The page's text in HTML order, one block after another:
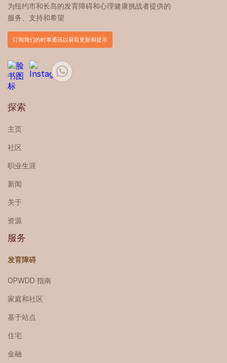
为纽约市和长岛的发育障碍和心理健康挑战者提供的
服务、支持和希望
订阅我们的时事通讯以获取更新和提示
探索
主页
社区
职业生涯
新闻
关于
资源
服务
发育障碍
OPWDD 指南
家庭和社区
基于站点
住宅
金融